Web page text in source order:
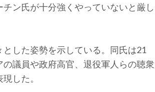
ン氏が十分強くやっていないと厳し
した姿勢を示している。同氏は21
議員や政府高官、退役軍人らの聴衆
した。